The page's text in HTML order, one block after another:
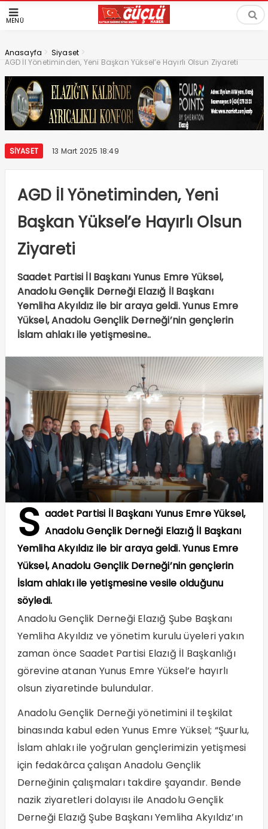
MENÜ
Anasayfa > Siyaset >
AGD İl Yönetiminden, Yeni Başkan Yüksel’e Hayırlı Olsun Ziyareti
SIYASET 13 Mart 2025 18:49
AGD İl Yönetiminden, Yeni
Başkan Yüksel’e Hayırlı Olsun
Ziyareti
Saadet Partisi İl Başkanı Yunus Emre Yüksel,
Anadolu Gençlik Derneği Elazığ İl Başkanı
Yemliha Akyıldız ile bir araya geldi. Yunus Emre
Yüksel, Anadolu Gençlik Derneği’nin gençlerin
İslam ahlakı ile yetişmesine..
S aadet Partisi İl Başkanı Yunus Emre Yüksel,
Anadolu Gençlik Derneği Elazığ İl Başkanı
Yemliha Akyıldız ile bir araya geldi. Yunus Emre
Yüksel, Anadolu Gençlik Derneği’nin gençlerin
İslam ahlakı ile yetişmesine vesile olduğunu
söyledi.
Anadolu Gençlik Derneği Elazığ Şube Başkanı
Yemliha Akyıldız ve yönetim kurulu üyeleri yakın
zaman önce Saadet Partisi Elazığ İl Başkanlığı
görevine atanan Yunus Emre Yüksel’e hayırlı
olsun ziyaretinde bulundular.
Anadolu Gençlik Derneği yönetimini il teşkilat
binasında kabul eden Yunus Emre Yüksel; “Şuurlu,
İslam ahlakı ile yoğrulan gençlerimizin yetişmesi
için fedakârca çalışan Anadolu Gençlik
Derneğinin çalışmaları takdire şayandır. Bende
nazik ziyaretleri dolayısı ile Anadolu Gençlik
Derneği Elazığ Şube Başkanı Yemliha Akyıldız’ın